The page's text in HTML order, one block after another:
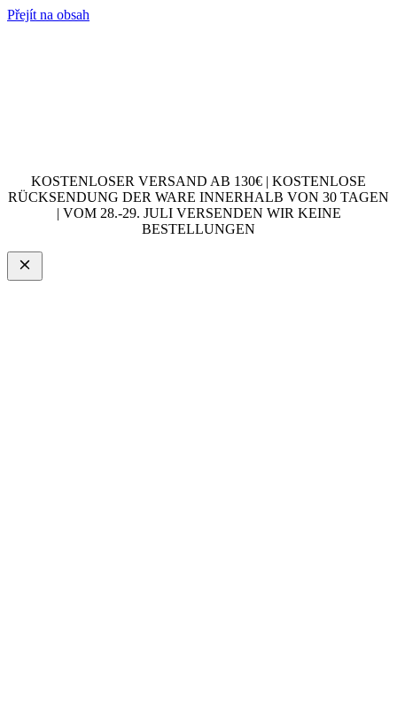
Přejít na obsah
KOSTENLOSER VERSAND AB 130€ | KOSTENLOSE
RÜCKSENDUNG DER WARE INNERHALB VON 30 TAGEN
| VOM 28.-29. JULI VERSENDEN WIR KEINE
BESTELLUNGEN